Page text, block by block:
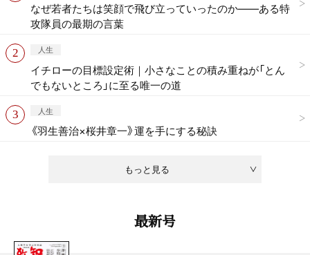
もっと見る
なぜ若者たちは笑顔で飛び立っていったのか——ある特
攻隊員の最期の言葉
人生
イチローの目標設定術｜小さなことの積み重ねが「とん
でもないところ」に至る唯一の道
人生
《羽生善治×桜井章一》運を手にする秘訣
最新号